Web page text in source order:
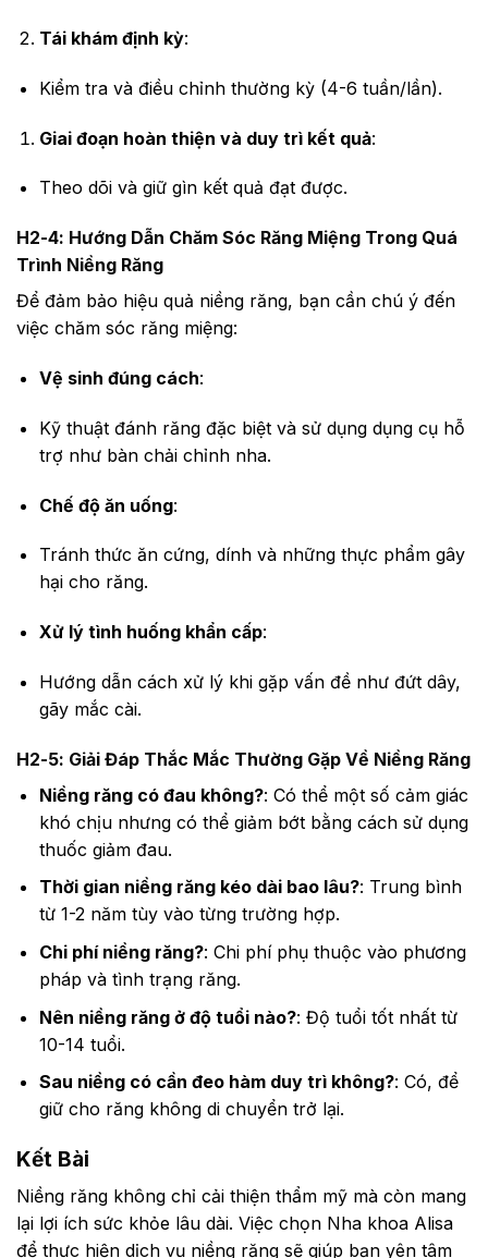
Tái khám định kỳ:
Kiểm tra và điều chỉnh thường kỳ (4-6 tuần/lần).
Giai đoạn hoàn thiện và duy trì kết quả:
Theo dõi và giữ gìn kết quả đạt được.
H2-4: Hướng Dẫn Chăm Sóc Răng Miệng Trong Quá
Trình Niềng Răng
Để đảm bảo hiệu quả niềng răng, bạn cần chú ý đến
việc chăm sóc răng miệng:
Vệ sinh đúng cách:
Kỹ thuật đánh răng đặc biệt và sử dụng dụng cụ hỗ
trợ như bàn chải chỉnh nha.
Chế độ ăn uống:
Tránh thức ăn cứng, dính và những thực phẩm gây
hại cho răng.
Xử lý tình huống khẩn cấp:
Hướng dẫn cách xử lý khi gặp vấn đề như đứt dây,
gãy mắc cài.
H2-5: Giải Đáp Thắc Mắc Thường Gặp Về Niềng Răng
Niềng răng có đau không?: Có thể một số cảm giác
khó chịu nhưng có thể giảm bớt bằng cách sử dụng
thuốc giảm đau.
Thời gian niềng răng kéo dài bao lâu?: Trung bình
từ 1-2 năm tùy vào từng trường hợp.
Chi phí niềng răng?: Chi phí phụ thuộc vào phương
pháp và tình trạng răng.
Nên niềng răng ở độ tuổi nào?: Độ tuổi tốt nhất từ
10-14 tuổi.
Sau niềng có cần đeo hàm duy trì không?: Có, để
giữ cho răng không di chuyển trở lại.
Kết Bài
Niềng răng không chỉ cải thiện thẩm mỹ mà còn mang
lại lợi ích sức khỏe lâu dài. Việc chọn Nha khoa Alisa
để thực hiện dịch vụ niềng răng sẽ giúp bạn yên tâm